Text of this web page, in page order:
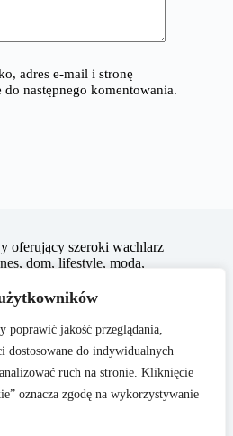
poprawić jakość przeglądania,
dostosowane do indywidualnych
ruch na stronie. Kliknięcie
oznacza zgodę na wykorzystywanie
adres e-mail i stronę
następnego komentowania.
oferujący szeroki wachlarz
dom, lifestyle, moda,
rzetelnych i inspirujących
w podejmowaniu świadomych